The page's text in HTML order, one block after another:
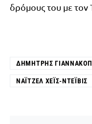
δρόμους του με τον
ΔΗΜΉΤΡΗΣ
ΝΆΙΤΖΕΛ ΧΈΙΣ-ΝΤΈΙΒΙΣ